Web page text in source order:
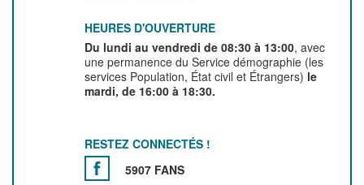
HEURES D'OUVERTURE
Du lundi au vendredi de 08:30 à 13:00, avec
une permanence du Service démographie (les
services Population, État civil et Étrangers) le
mardi, de 16:00 à 18:30.
RESTEZ CONNECTÉS !
5907 FANS